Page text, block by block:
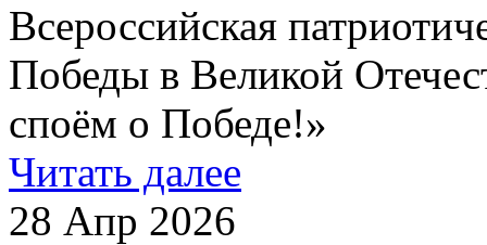
Всероссийская
Победы в Великой
споём о Победе!»
Читать далее
28 Апр 2026